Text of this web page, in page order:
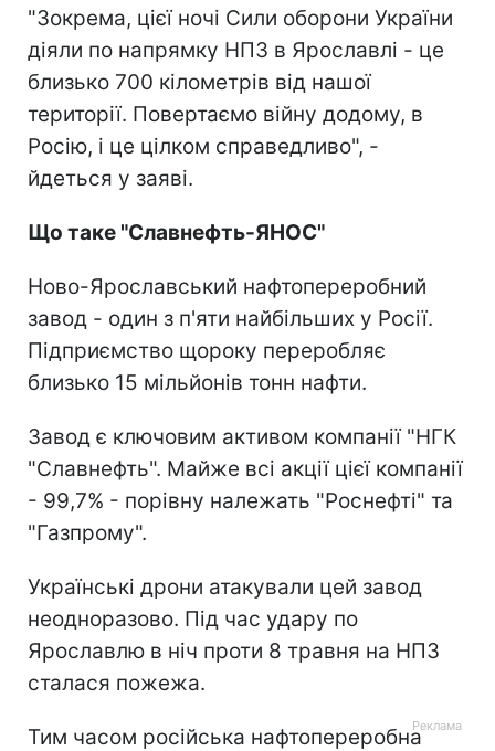
"Зокрема, цієї ночі Сили оборони України
діяли по напрямку НПЗ в Ярославлі - це
близько 700 кілометрів від нашої
території. Повертаємо війну додому, в
Росію, і це цілком справедливо", -
йдеться у заяві.
Що таке "Славнефть-ЯНОС"
Ново-Ярославський нафтопереробний
завод - один з п'яти найбільших у Росії.
Підприємство щороку переробляє
близько 15 мільйонів тонн нафти.
Завод є ключовим активом компанії "НГК
"Славнефть". Майже всі акції цієї компанії
- 99,7% - порівну належать "Роснефті" та
"Газпрому".
Українські дрони атакували цей завод
неодноразово. Під час удару по
Ярославлю в ніч проти 8 травня на НПЗ
сталася пожежа.
Тим часом російська нафтопереробна